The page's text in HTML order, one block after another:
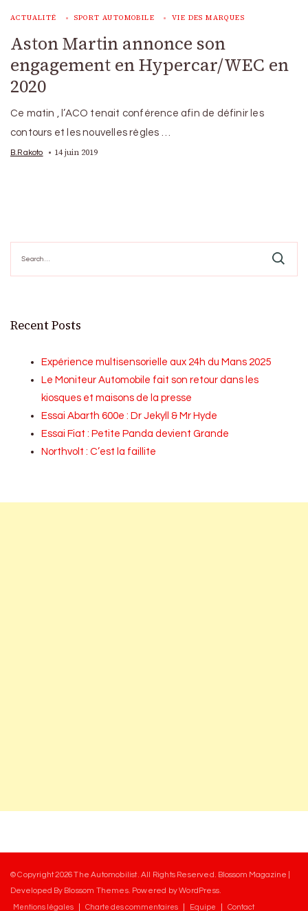
ACTUALITÉ SPORT AUTOMOBILE VIE DES MARQUES
Aston Martin annonce son
engagement en Hypercar/WEC en
2020
Ce matin , l’ACO tenait conférence afin de définir les
contours et les nouvelles règles …
B.Rakoto 14 juin 2019
for:
Recent Posts
Expérience multisensorielle aux 24h du Mans 2025
Le Moniteur Automobile fait son retour dans les
kiosques et maisons de la presse
Essai Abarth 600e : Dr Jekyll & Mr Hyde
Essai Fiat : Petite Panda devient Grande
Northvolt : C’est la faillite
© Copyright 2026The Automobilist. All Rights Reserved. Blossom Magazine |
Developed By Blossom Themes. Powered byWordPress
Mentions légales Charte des commentaires Equipe Contact